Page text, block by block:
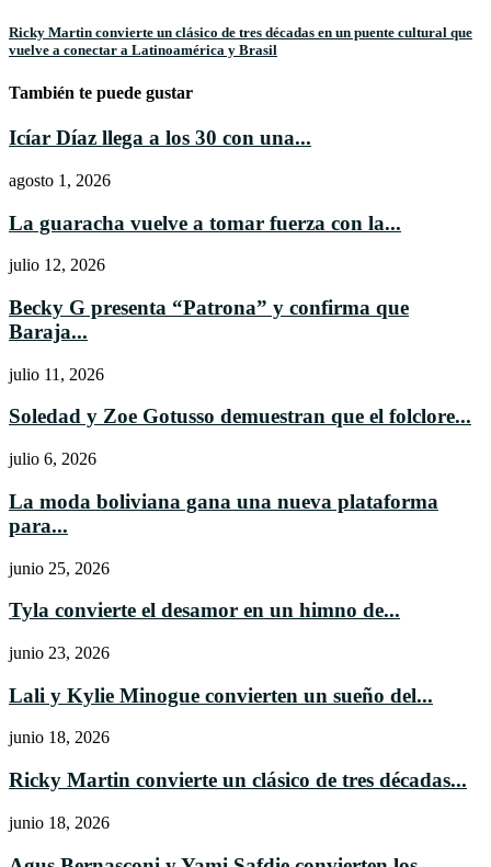
Ricky Martin convierte un clásico de tres décadas en un puente cultural que
vuelve a conectar a Latinoamérica y Brasil
También te puede gustar
Icíar Díaz llega a los 30 con una...
agosto 1, 2026
La guaracha vuelve a tomar fuerza con la...
julio 12, 2026
Becky G presenta “Patrona” y confirma que
Baraja...
julio 11, 2026
Soledad y Zoe Gotusso demuestran que el folclore...
julio 6, 2026
La moda boliviana gana una nueva plataforma
para...
junio 25, 2026
Tyla convierte el desamor en un himno de...
junio 23, 2026
Lali y Kylie Minogue convierten un sueño del...
junio 18, 2026
Ricky Martin convierte un clásico de tres décadas...
junio 18, 2026